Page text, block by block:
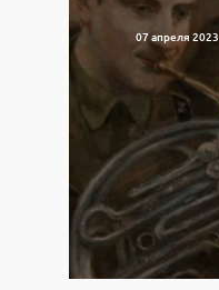
07 апреля 2023